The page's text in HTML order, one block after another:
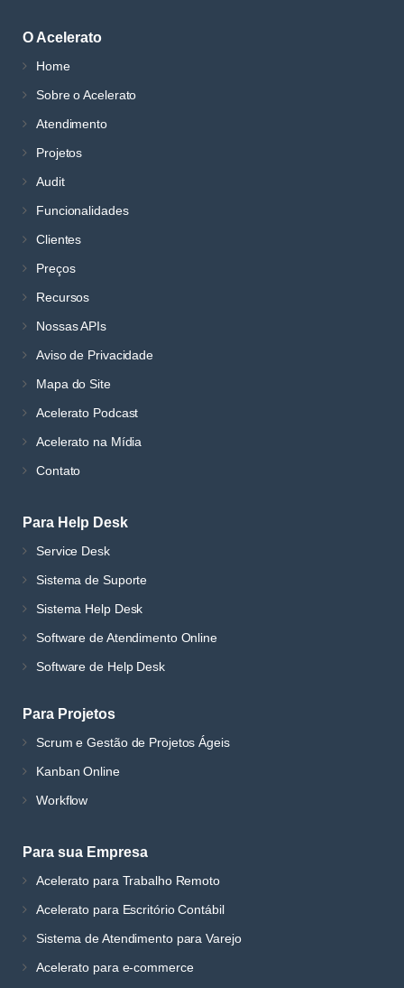
O Acelerato
Home
Sobre o Acelerato
Atendimento
Projetos
Audit
Funcionalidades
Clientes
Preços
Recursos
Nossas APIs
Aviso de Privacidade
Mapa do Site
Acelerato Podcast
Acelerato na Mídia
Contato
Para Help Desk
Service Desk
Sistema de Suporte
Sistema Help Desk
Software de Atendimento Online
Software de Help Desk
Para Projetos
Scrum e Gestão de Projetos Ágeis
Kanban Online
Workflow
Para sua Empresa
Acelerato para Trabalho Remoto
Acelerato para Escritório Contábil
Sistema de Atendimento para Varejo
Acelerato para e-commerce